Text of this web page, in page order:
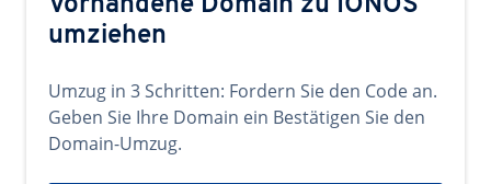
Vorhandene Domain zu IONOS
umziehen
Umzug in 3 Schritten: Fordern Sie den Code an.
Geben Sie Ihre Domain ein Bestätigen Sie den
Domain-Umzug.